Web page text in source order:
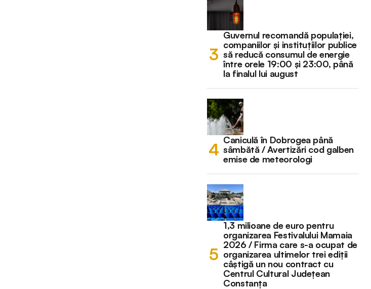
Guvernul recomandă populației,
companiilor și instituțiilor publice
să reducă consumul de energie
între orele 19:00 și 23:00, până
la finalul lui august
Caniculă în Dobrogea până
sâmbătă / Avertizări cod galben
emise de meteorologi
1,3 milioane de euro pentru
organizarea Festivalului Mamaia
2026 / Firma care s-a ocupat de
organizarea ultimelor trei ediții
câștigă un nou contract cu
Centrul Cultural Județean
Constanța